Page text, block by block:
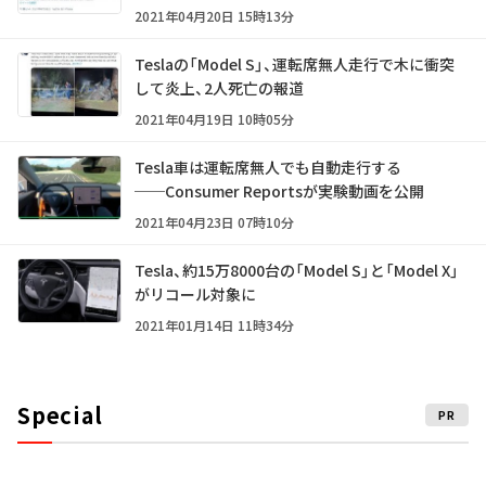
2021年04月20日 15時13分
Teslaの「Model S」、運転席無人走行で木に衝突
して炎上、2人死亡の報道
2021年04月19日 10時05分
Tesla車は運転席無人でも自動走行する
──Consumer Reportsが実験動画を公開
2021年04月23日 07時10分
Tesla、約15万8000台の「Model S」と「Model X」
がリコール対象に
2021年01月14日 11時34分
Special PR